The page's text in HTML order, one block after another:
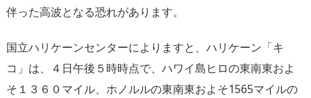
伴った高波となる恐れがあります。
国立ハリケーンセンターによりますと、ハリケーン「キ
コ」は、４日午後５時時点で、ハワイ島ヒロの東南東およ
そ１３６０マイル、ホノルルの東南東およそ1565マイルの